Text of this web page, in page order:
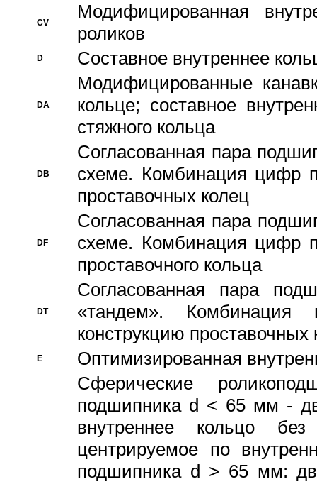
CV
Модифицированная
роликов
D Составное внутреннее
DA
Модифицированные
кольце; составное
стяжного кольца
DB
Согласованная пара
схеме. Комбинация цифр
проставочных колец
DF
Согласованная пара
схеме. Комбинация цифр
проставочного кольца
DT
Согласованная пара
«тандем».
конструкцию проставочных
E
Оптимизированная
Сферические
подшипника d < 65 мм -
внутреннее кольцо
центрируемое по
подшипника d > 65 мм: